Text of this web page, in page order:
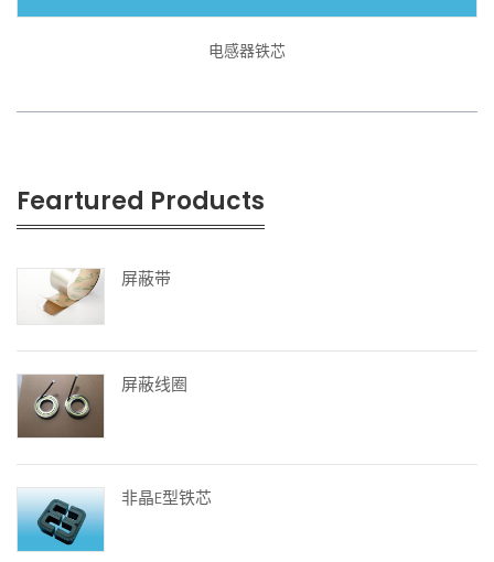
电感器铁芯
Feartured Products
屏蔽带
屏蔽线圈
非晶E型铁芯